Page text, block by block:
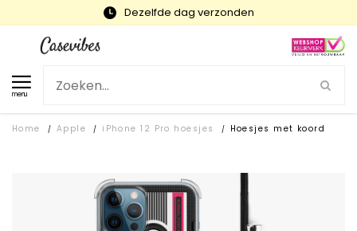
Snelle levering en gratis ruilen
menu
Home / Apple / iPhone 12 Pro hoesjes / Hoesjes met koord